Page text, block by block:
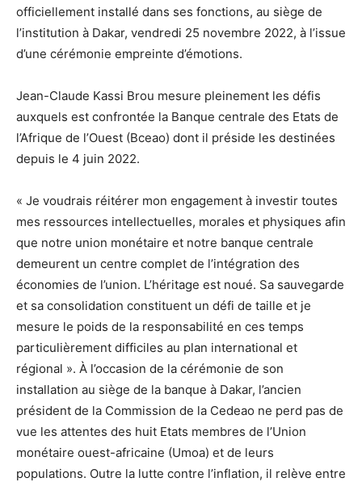
officiellement installé dans ses fonctions, au siège de
l’institution à Dakar, vendredi 25 novembre 2022, à l’issue
d’une cérémonie empreinte d’émotions.
Jean-Claude Kassi Brou mesure pleinement les défis
auxquels est confrontée la Banque centrale des Etats de
l’Afrique de l’Ouest (Bceao) dont il préside les destinées
depuis le 4 juin 2022.
« Je voudrais réitérer mon engagement à investir toutes
mes ressources intellectuelles, morales et physiques afin
que notre union monétaire et notre banque centrale
demeurent un centre complet de l’intégration des
économies de l’union. L’héritage est noué. Sa sauvegarde
et sa consolidation constituent un défi de taille et je
mesure le poids de la responsabilité en ces temps
particulièrement difficiles au plan international et
régional ». À l’occasion de la cérémonie de son
installation au siège de la banque à Dakar, l’ancien
président de la Commission de la Cedeao ne perd pas de
vue les attentes des huit Etats membres de l’Union
monétaire ouest-africaine (Umoa) et de leurs
populations. Outre la lutte contre l’inflation, il relève entre